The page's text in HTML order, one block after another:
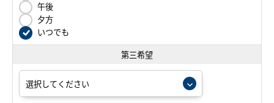
午後
夕方
いつでも
第三希望